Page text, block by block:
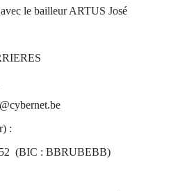
le bailleur ARTUS José
:
(BIC : BBRUBEBB)